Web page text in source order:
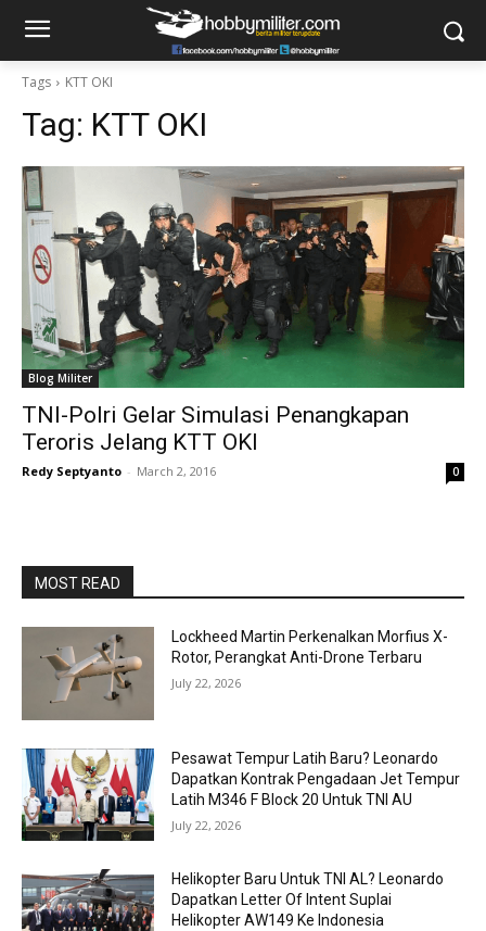
Tags KTT OKI
Tag: KTT OKI
Blog Militer
TNI-Polri Gelar Simulasi Penangkapan
Teroris Jelang KTT OKI
Redy Septyanto - March 2, 2016 0
MOST READ
Lockheed Martin Perkenalkan Morfius X-
Rotor, Perangkat Anti-Drone Terbaru
July 22, 2026
Pesawat Tempur Latih Baru? Leonardo
Dapatkan Kontrak Pengadaan Jet Tempur
Latih M346 F Block 20 Untuk TNI AU
July 22, 2026
Helikopter Baru Untuk TNI AL? Leonardo
Dapatkan Letter Of Intent Suplai
Helikopter AW149 Ke Indonesia